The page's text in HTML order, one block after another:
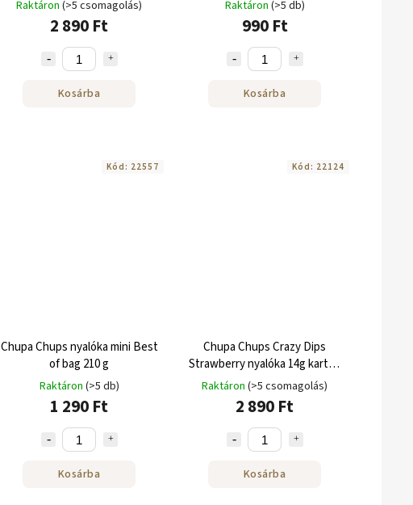
Raktáron (>5 csomagolás)
2 890 Ft
Kosárba
Raktáron (>5 db)
990 Ft
Kosárba
Chupa Chups nyalóka mini Best
of bag 210 g
Raktáron (>5 db)
1 290 Ft
Kosárba
Kód: 22557
Chupa Chups Crazy Dips
Strawberry nyalóka 14g karton
24 db
Raktáron (>5 csomagolás)
2 890 Ft
Kosárba
Kód: 22124